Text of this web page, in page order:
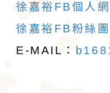
徐嘉裕FB個人網
徐嘉裕FB粉絲團
E-MAIL：